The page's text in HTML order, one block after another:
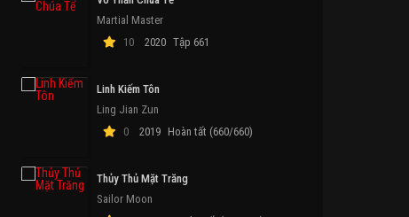
Martial Master
10
2020 Tập 661
Linh Kiếm Tôn
Ling Jian Zun
0
2019 Hoàn tất (660/660)
Thủy Thủ Mặt Trăng
Sailor Moon